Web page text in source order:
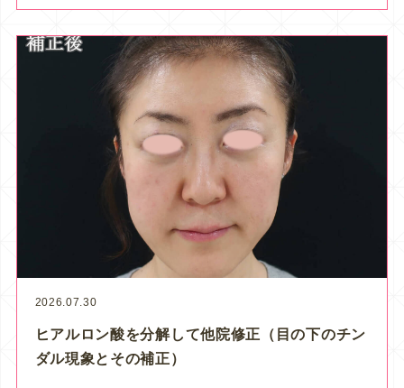
2026.07.30
ヒアルロン酸を分解して他院修正（目の下のチン
ダル現象とその補正）